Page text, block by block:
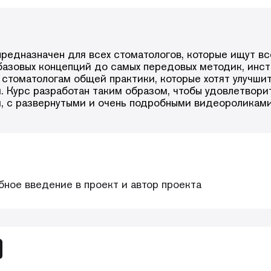
дорожки;
обработка канала;
и дезинфекции корневых
корневых каналов;
восстановления зубов;
лечение;
как снимать коронки и удалять
корневые каналы;
корнями;
зубов с использованием
для всех стоматологов, которые ищут
концепций до самых передовых методик,
общей практики, которые хотят
разработан таким образом, чтобы
с развернутыми и очень подробными
введение в проект и автор проекта